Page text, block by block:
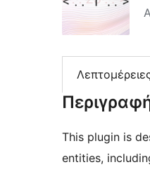
This plugin is
entities,